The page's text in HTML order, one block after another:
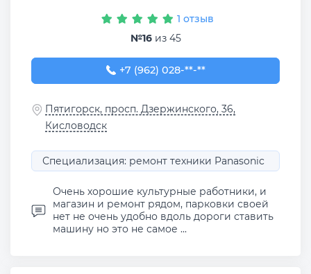
1 отзыв
№16из 45
+7 (962) 028-04-77
+7 (962) 028-**-**
Пятигорск, просп. Дзержинского, 36,
Кисловодск
Специализация: ремонт техники Panasonic
Очень хорошие культурные работники, и
магазин и ремонт рядом, парковки своей
нет не очень удобно вдоль дороги ставить
машину но это не самое ...